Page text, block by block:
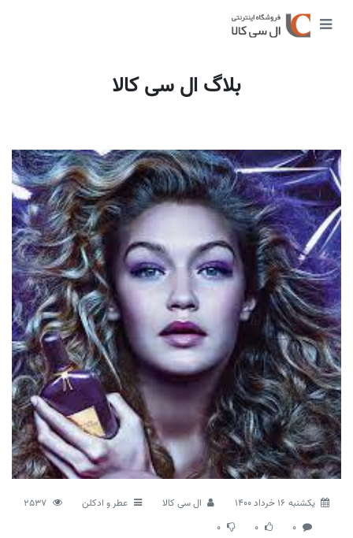
بلاگ ال سی کالا
يكشنبه 16 خرداد 1400 ال سی کالا عطر و ادکلن
2537
0
0
0